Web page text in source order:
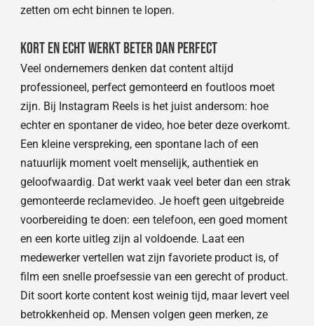
zetten om echt binnen te lopen.
Kort en echt werkt beter dan perfect
Veel ondernemers denken dat content altijd
professioneel, perfect gemonteerd en foutloos moet
zijn. Bij Instagram Reels is het juist andersom: hoe
echter en spontaner de video, hoe beter deze overkomt.
Een kleine verspreking, een spontane lach of een
natuurlijk moment voelt menselijk, authentiek en
geloofwaardig. Dat werkt vaak veel beter dan een strak
gemonteerde reclamevideo. Je hoeft geen uitgebreide
voorbereiding te doen: een telefoon, een goed moment
en een korte uitleg zijn al voldoende. Laat een
medewerker vertellen wat zijn favoriete product is, of
film een snelle proefsessie van een gerecht of product.
Dit soort korte content kost weinig tijd, maar levert veel
betrokkenheid op. Mensen volgen geen merken, ze